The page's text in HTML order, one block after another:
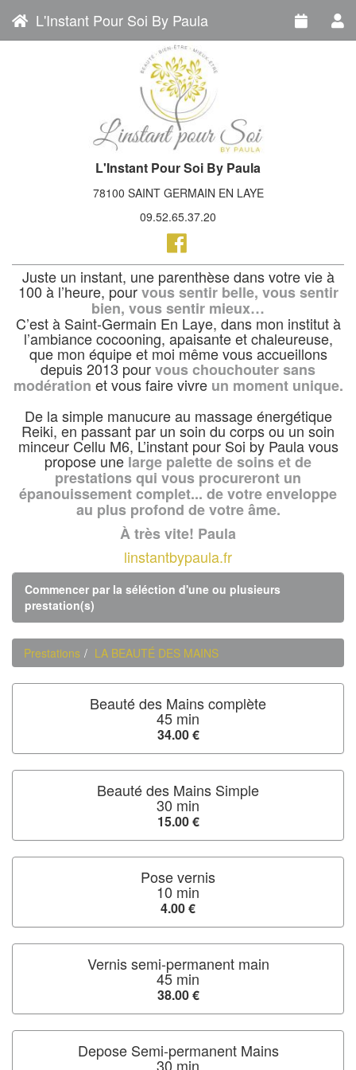
L'Instant Pour Soi By Paula
78100 SAINT GERMAIN EN LAYE
09.52.65.37.20
Juste un instant, une parenthèse dans votre vie à
100 à l’heure, pourvous sentir belle, vous sentir
bien, vous sentir mieux…
C’est à Saint-Germain En Laye, dans mon institut à
l’ambiance cocooning, apaisante et chaleureuse,
que mon équipe et moi même vous accueillons
depuis 2013 pourvous chouchouter sans
modération et vous faire vivre un moment unique.
De la simple manucure au massage énergétique
Reiki, en passant par un soin du corps ou un soin
minceur Cellu M6, L’instant pour Soi by Paula vous
propose une large palette de soins et de
prestations qui vous procureront un
épanouissement complet... de votre enveloppe
au plus profond de votre âme.
À très vite! Paula
linstantbypaula.fr
L'Instant Pour Soi By Paula
Commencer par la séléction d'une ou plusieurs
prestation(s)
Prestations LA BEAUTÉ DES MAINS
Beauté des Mains complète
45 min
34.00 €
Beauté des Mains Simple
30 min
15.00 €
Pose vernis
10 min
4.00 €
Vernis semi-permanent main
45 min
38.00 €
Depose Semi-permanent Mains
30 min